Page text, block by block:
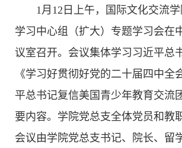
1月12日上午，国际文化交流
学习中心组（扩大）专题学习会在
议室召开。会议集体学习习近平总
《学习好贯彻好党的二十届四中全
平总书记复信美国青少年教育交流
要内容。学院党总支全体党员和教
会议由学院党总支书记、院长、留